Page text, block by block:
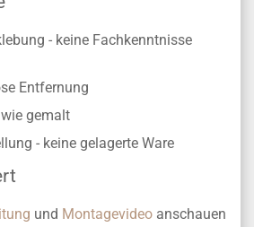
- keine Fachkenntnisse
Entfernung
gemalt
- keine gelagerte Ware
und Montagevideo anschauen